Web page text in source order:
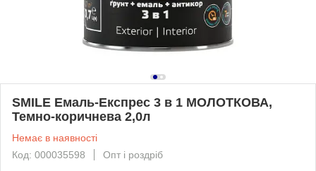
SMILE Емаль-Експрес 3 в 1 МОЛОТКОВА,
Темно-коричнева 2,0л
Немає в наявності
Код: 000035598
Опт і роздріб